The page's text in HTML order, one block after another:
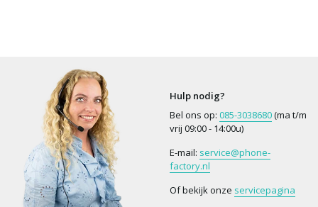
Hulp nodig?
Bel ons op: 085-3038680(ma t/m
vrij 09:00 - 14:00u)
E-mail: service@phone-
factory.nl
Of bekijk onze servicepagina